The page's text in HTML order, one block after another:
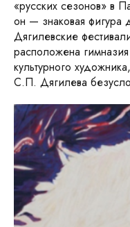
«русских сезонов» в
он — знаковая фигура
Дягилевские
расположена
культурного
С.П. Дягилева